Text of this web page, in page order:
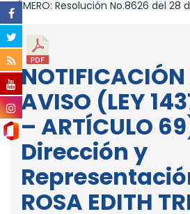
NÚMERO: Resolución No.8626 del 28
NOTIFICACIÓN
AVISO (LEY
– ARTÍCULO
Dirección y
ROSA EDITH